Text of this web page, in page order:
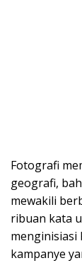
Fotografi
geografi,
mewakili
ribuan kata
menginisiasi
kampanye